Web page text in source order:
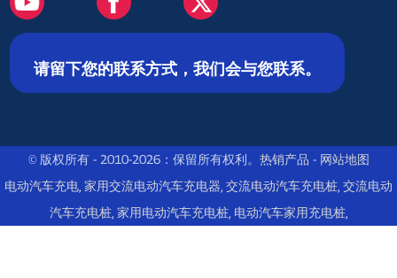
请留下您的联系方式，我们会与您联系。
© 版权所有 - 2010-2026：保留所有权利。 热销产品 - 网站地图
电动汽车充电 家用交流电动汽车充电器 交流电动汽车充电桩 交流电动
汽车充电桩, 家用电动汽车充电桩, 电动汽车家用充电桩,